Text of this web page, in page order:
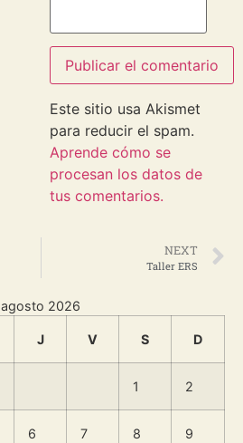
Este sitio usa Akismet
para reducir el spam.
Aprende cómo se
procesan los datos de
tus comentarios.
NEXT
Taller ERS
agosto 2026
J V S D
1 2
6 7 8 9